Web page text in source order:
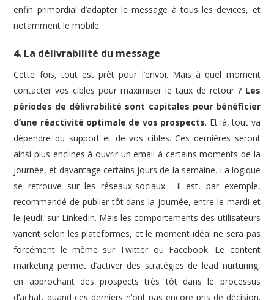
enfin primordial d’adapter le message à tous les devices, et
notamment le mobile.
4. La délivrabilité du message
Cette fois, tout est prêt pour l’envoi. Mais à quel moment
contacter vos cibles pour maximiser le taux de retour ? Les
périodes de délivrabilité sont capitales pour bénéficier
d’une réactivité optimale de vos prospects. Et là, tout va
dépendre du support et de vos cibles. Ces dernières seront
ainsi plus enclines à ouvrir un email à certains moments de la
journée, et davantage certains jours de la semaine. La logique
se retrouve sur les réseaux-sociaux : il est, par exemple,
recommandé de publier tôt dans la journée, entre le mardi et
le jeudi, sur LinkedIn. Mais les comportements des utilisateurs
varient selon les plateformes, et le moment idéal ne sera pas
forcément le même sur Twitter ou Facebook. Le content
marketing permet d’activer des stratégies de lead nurturing,
en approchant des prospects très tôt dans le processus
d’achat, quand ces derniers n’ont pas encore pris de décision.